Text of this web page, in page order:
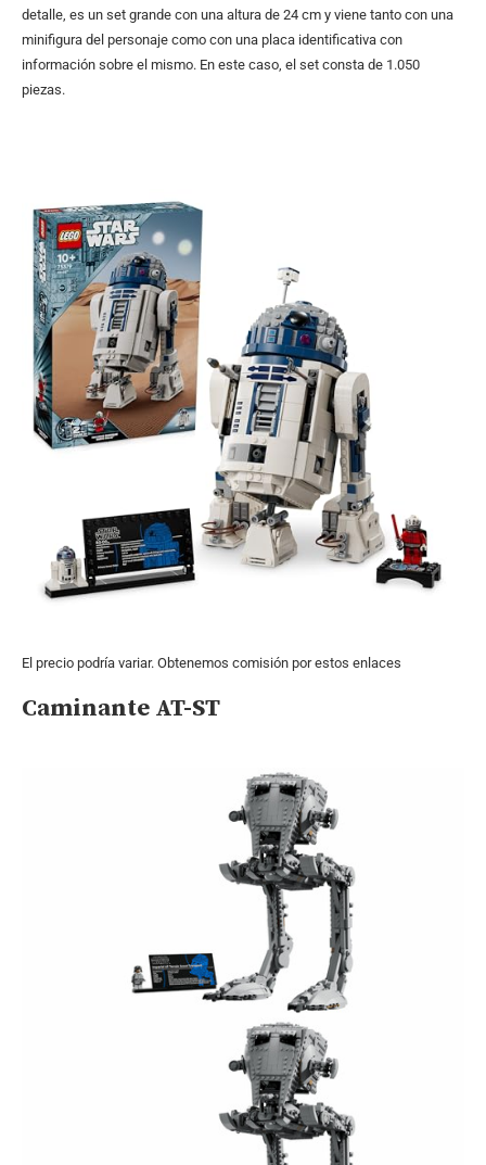
detalle, es un set grande con una altura de 24 cm y viene tanto con una
minifigura del personaje como con una placa identificativa con
información sobre el mismo. En este caso, el set consta de 1.050
piezas.
El precio podría variar. Obtenemos comisión por estos enlaces
Caminante AT-ST